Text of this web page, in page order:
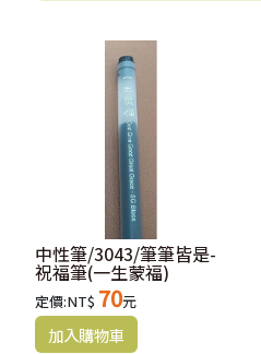
中性筆/3043/筆筆皆是-
祝福筆(一生蒙福)
定價:NT$ 70元